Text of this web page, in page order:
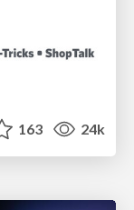
163 24k